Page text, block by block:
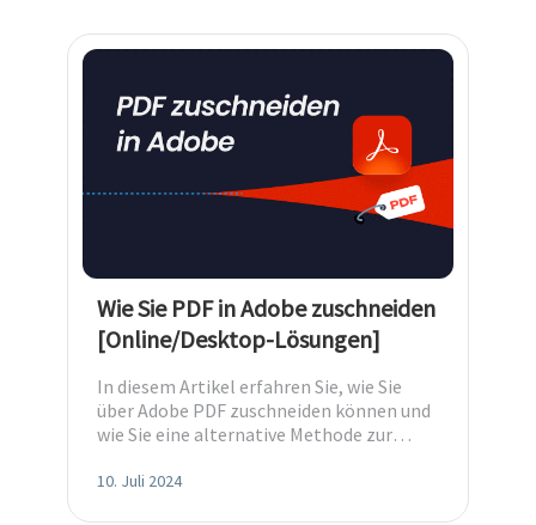
Wie Sie PDF in Adobe zuschneiden
[Online/Desktop-Lösungen]
In diesem Artikel erfahren Sie, wie Sie
über Adobe PDF zuschneiden können und
wie Sie eine alternative Methode zur
10. Juli 2024